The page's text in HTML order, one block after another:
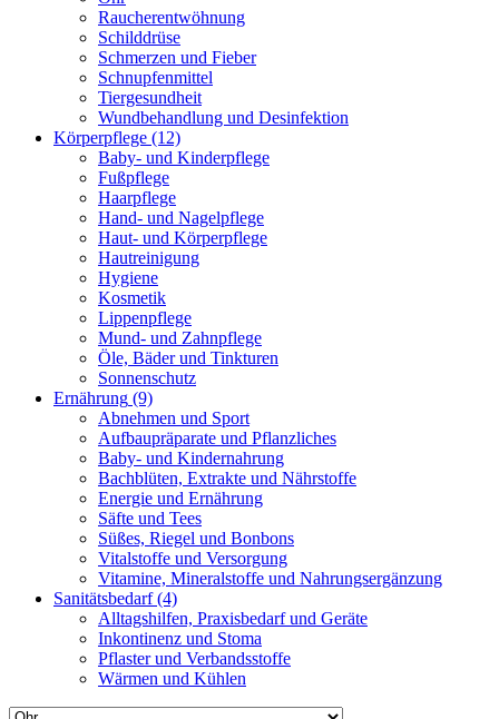
Raucherentwöhnung
Schilddrüse
Schmerzen und Fieber
Schnupfenmittel
Tiergesundheit
Wundbehandlung und Desinfektion
Körperpflege (12)
Baby- und Kinderpflege
Fußpflege
Haarpflege
Hand- und Nagelpflege
Haut- und Körperpflege
Hautreinigung
Hygiene
Kosmetik
Lippenpflege
Mund- und Zahnpflege
Öle, Bäder und Tinkturen
Sonnenschutz
Ernährung (9)
Abnehmen und Sport
Aufbaupräparate und Pflanzliches
Baby- und Kindernahrung
Bachblüten, Extrakte und Nährstoffe
Energie und Ernährung
Säfte und Tees
Süßes, Riegel und Bonbons
Vitalstoffe und Versorgung
Vitamine, Mineralstoffe und Nahrungsergänzung
Sanitätsbedarf(4)
Alltagshilfen, Praxisbedarf und Geräte
Inkontinenz und Stoma
Pflaster und Verbandsstoffe
Wärmen und Kühlen